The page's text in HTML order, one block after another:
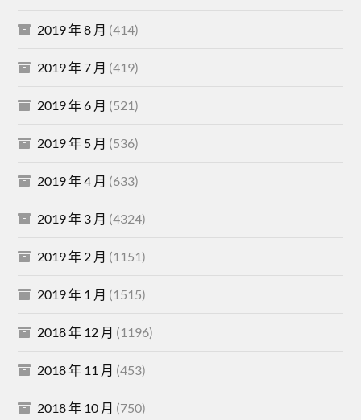
2019 年 8 月 (414)
2019 年 7 月 (419)
2019 年 6 月 (521)
2019 年 5 月 (536)
2019 年 4 月 (633)
2019 年 3 月 (4324)
2019 年 2 月 (1151)
2019 年 1 月 (1515)
2018 年 12 月 (1196)
2018 年 11 月 (453)
2018 年 10 月 (750)